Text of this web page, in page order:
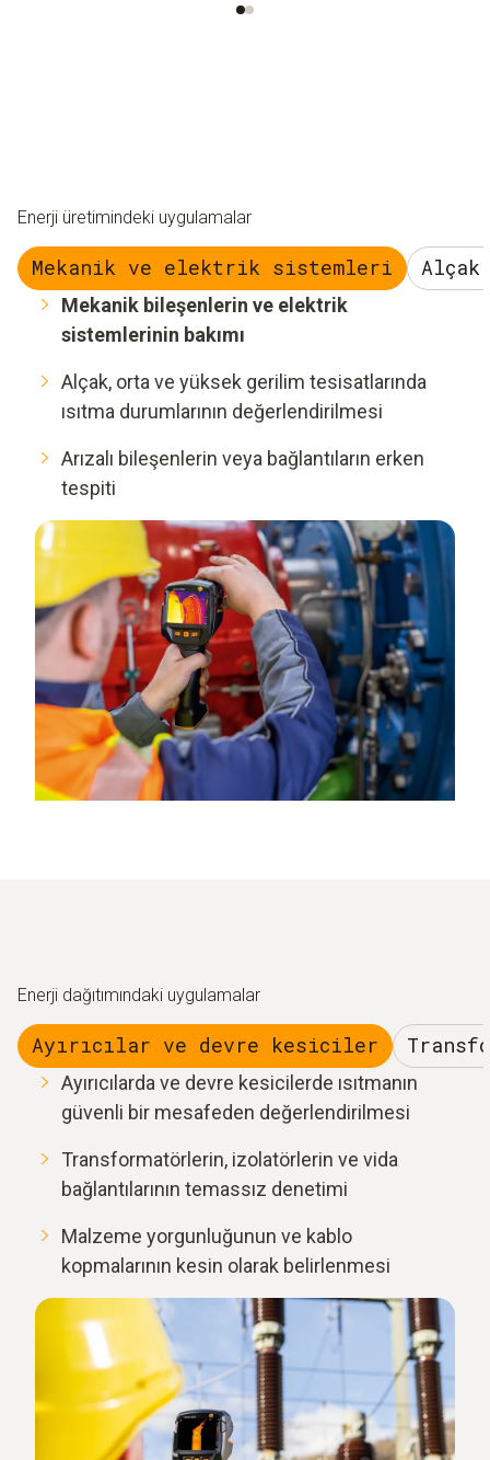
Enerji üretimindeki uygulamalar
Mekanik ve elektrik sistemleri
Mekanik bileşenlerin ve elektrik
sistemlerinin bakımı
Alçak, orta ve yüksek gerilim tesisatlarında
ısıtma durumlarının değerlendirilmesi
Arızalı bileşenlerin veya bağlantıların erken
tespiti
Enerji dağıtımındaki uygulamalar
Ayırıcılar ve devre kesiciler
Ayırıcılarda ve devre kesicilerde ısıtmanın
güvenli bir mesafeden değerlendirilmesi
Transformatörlerin, izolatörlerin ve vida
bağlantılarının temassız denetimi
Malzeme yorgunluğunun ve kablo
kopmalarının kesin olarak belirlenmesi